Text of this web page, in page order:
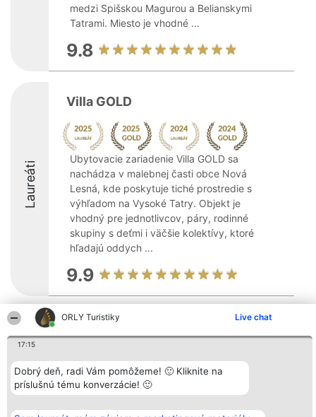
ORLY Turistiky Live chat
17:15
Dobrý deň, radi Vám pomôžeme! 🙂 Kliknite na
príslušnú tému konverzácie! 🙂
medzi Spišskou Magurou a Belianskymi
Tatrami. Miesto je vhodné ...
9.8
Laureáti
Villa GOLD
Ubytovacie zariadenie Villa GOLD sa
nachádza v malebnej časti obce Nová
Lesná, kde poskytuje tiché prostredie s
výhľadom na Vysoké Tatry. Objekt je
vhodný pre jednotlivcov, páry, rodinné
skupiny s deťmi i väčšie kolektívy, ktoré
hľadajú oddych ...
9.9
Organizátor hodnotenia
Bright Side Solutions sp. z o.
o. sp. k.
Wrocław 50-079
KRS 0000749100 | Regon
381313360 | NIP 8943132676
+48 508 492 400
Laureáti
Laureatów
Podmienky
Obchodné
podmienky
Zásady
Kontakt